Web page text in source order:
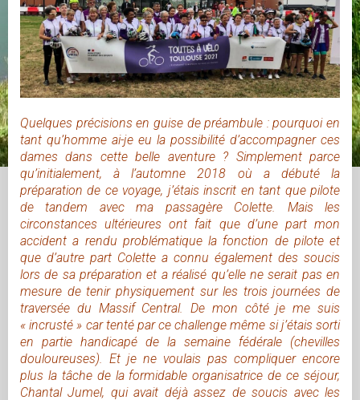
Quelques précisions en guise de préambule : pourquoi en
tant qu’homme ai-je eu la possibilité d’accompagner ces
dames dans cette belle aventure ? Simplement parce
qu’initialement, à l’automne 2018 où a débuté la
préparation de ce voyage, j’étais inscrit en tant que pilote
de tandem avec ma passagère Colette. Mais les
circonstances ultérieures ont fait que d’une part mon
accident a rendu problématique la fonction de pilote et
que d’autre part Colette a connu également des soucis
lors de sa préparation et a réalisé qu’elle ne serait pas en
mesure de tenir physiquement sur les trois journées de
traversée du Massif Central. De mon côté je me suis
« incrusté » car tenté par ce challenge même si j’étais sorti
en partie handicapé de la semaine fédérale (chevilles
douloureuses). Et je ne voulais pas compliquer encore
plus la tâche de la formidable organisatrice de ce séjour,
Chantal Jumel, qui avait déjà assez de soucis avec les